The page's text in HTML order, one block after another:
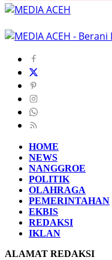
HOME
NEWS
NANGGROE
POLITIK
OLAHRAGA
PEMERINTAHAN
EKBIS
REDAKSI
IKLAN
ALAMAT REDAKSI